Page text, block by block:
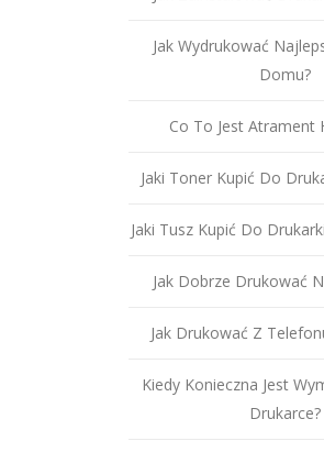
Jak Wydrukować
Domu?
Co To Jest Atrament
Jaki Toner Kupić Do
Jaki Tusz Kupić Do
Jak Dobrze Drukować
Jak Drukować Z
Kiedy Konieczna Jest
Drukarce?